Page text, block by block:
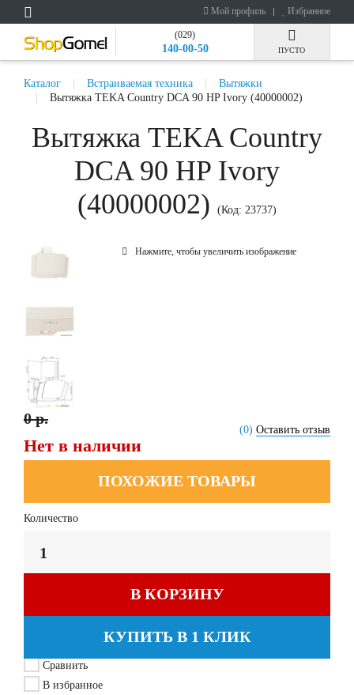
Мой профиль Избранное
(029)
140-00-50 ПУСТО
Каталог Встраиваемая техника
Вытяжки
Вытяжка TEKA Country DCA 90 HP Ivory (40000002)
Вытяжка TEKA Country
DCA 90 HP Ivory
(40000002)
(Код: 23737)
Нажмите, чтобы увеличить изображение
(0) Оставить отзыв
0 р.
Нет в наличии
ПОХОЖИЕ ТОВАРЫ
Количество
В КОРЗИНУ
КУПИТЬ В 1 КЛИК
Сравнить
В избранное